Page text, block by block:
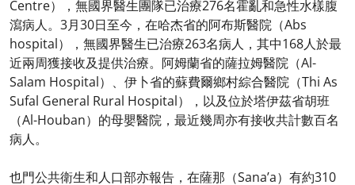
Centre），無國界醫生團隊已治療276名霍亂和急性水樣腹
瀉病人。3月30日至今，在哈杰省的阿布斯醫院（Abs
hospital），無國界醫生已治療263名病人，其中168人於最
近兩周獲接收及提供治療。阿姆蘭省的薩拉姆醫院（Al-
Salam Hospital）、伊卜省的蘇費爾鄉村綜合醫院（Thi As
Sufal General Rural Hospital），以及位於塔伊茲省胡班
（Al-Houban）的母嬰醫院，最近幾周亦有接收共計數百名
病人。
也門公共衛生和人口部亦報告，在薩那（Sana’a）有約310